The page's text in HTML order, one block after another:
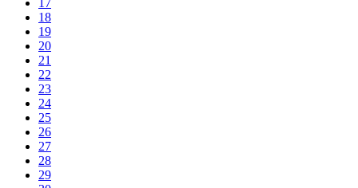
17
18
19
20
21
22
23
24
25
26
27
28
29